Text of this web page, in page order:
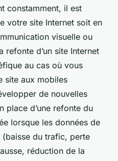
constamment, il est
votre site Internet soit en
visuelle ou
d’un site Internet
au cas où vous
site aux mobiles
de nouvelles
place d’une refonte du
lorsque les données de
du trafic, perte
réduction de la